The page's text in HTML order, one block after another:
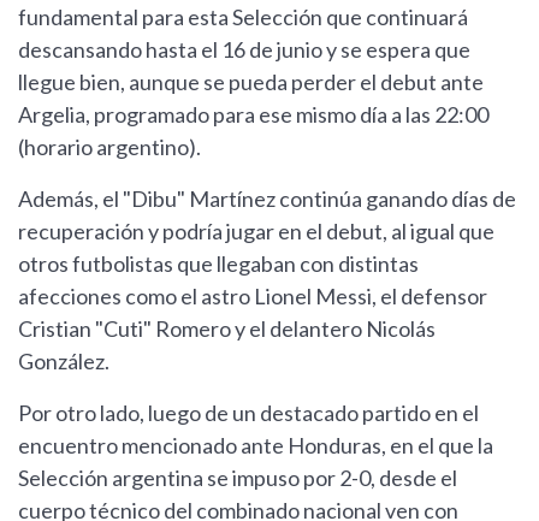
fundamental para esta Selección que continuará
descansando hasta el 16 de junio y se espera que
llegue bien, aunque se pueda perder el debut ante
Argelia, programado para ese mismo día a las 22:00
(horario argentino).
Además, el "Dibu" Martínez continúa ganando días de
recuperación y podría jugar en el debut, al igual que
otros futbolistas que llegaban con distintas
afecciones como el astro Lionel Messi, el defensor
Cristian "Cuti" Romero y el delantero Nicolás
González.
Por otro lado, luego de un destacado partido en el
encuentro mencionado ante Honduras, en el que la
Selección argentina se impuso por 2-0, desde el
cuerpo técnico del combinado nacional ven con